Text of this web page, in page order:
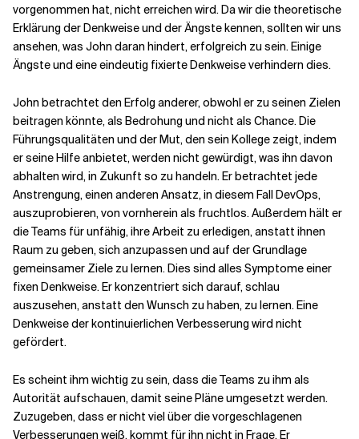
vorgenommen hat, nicht erreichen wird. Da wir die theoretische
Erklärung der Denkweise und der Ängste kennen, sollten wir uns
ansehen, was John daran hindert, erfolgreich zu sein. Einige
Ängste und eine eindeutig fixierte Denkweise verhindern dies.
John betrachtet den Erfolg anderer, obwohl er zu seinen Zielen
beitragen könnte, als Bedrohung und nicht als Chance. Die
Führungsqualitäten und der Mut, den sein Kollege zeigt, indem
er seine Hilfe anbietet, werden nicht gewürdigt, was ihn davon
abhalten wird, in Zukunft so zu handeln. Er betrachtet jede
Anstrengung, einen anderen Ansatz, in diesem Fall DevOps,
auszuprobieren, von vornherein als fruchtlos. Außerdem hält er
die Teams für unfähig, ihre Arbeit zu erledigen, anstatt ihnen
Raum zu geben, sich anzupassen und auf der Grundlage
gemeinsamer Ziele zu lernen. Dies sind alles Symptome einer
fixen Denkweise. Er konzentriert sich darauf, schlau
auszusehen, anstatt den Wunsch zu haben, zu lernen. Eine
Denkweise der kontinuierlichen Verbesserung wird nicht
gefördert.
Es scheint ihm wichtig zu sein, dass die Teams zu ihm als
Autorität aufschauen, damit seine Pläne umgesetzt werden.
Zuzugeben, dass er nicht viel über die vorgeschlagenen
Verbesserungen weiß, kommt für ihn nicht in Frage. Er